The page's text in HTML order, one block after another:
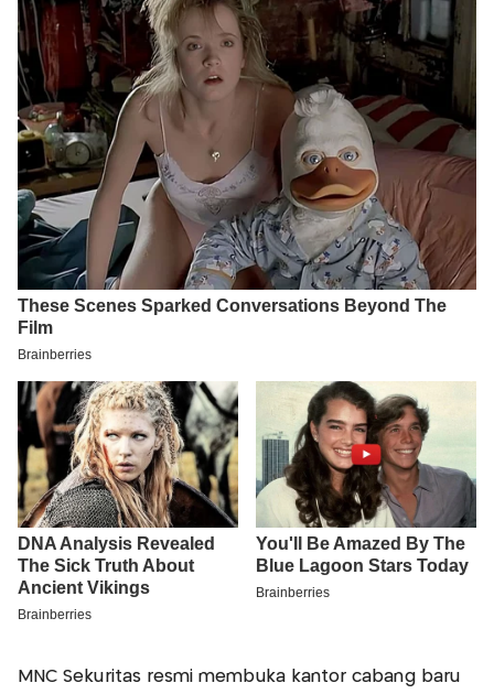
MNC Sekuritas resmi membuka kantor cabang baru